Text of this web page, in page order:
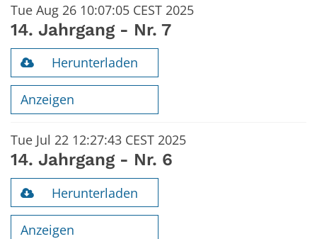
Tue Aug 26 10:07:05 CEST 2025
14. Jahrgang - Nr. 7
Herunterladen
Anzeigen
Tue Jul 22 12:27:43 CEST 2025
14. Jahrgang - Nr. 6
Herunterladen
Anzeigen